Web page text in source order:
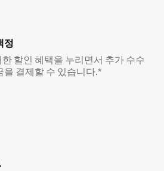
정
할인 혜택을 누리면서 추가 수수
을 결제할 수 있습니다.*